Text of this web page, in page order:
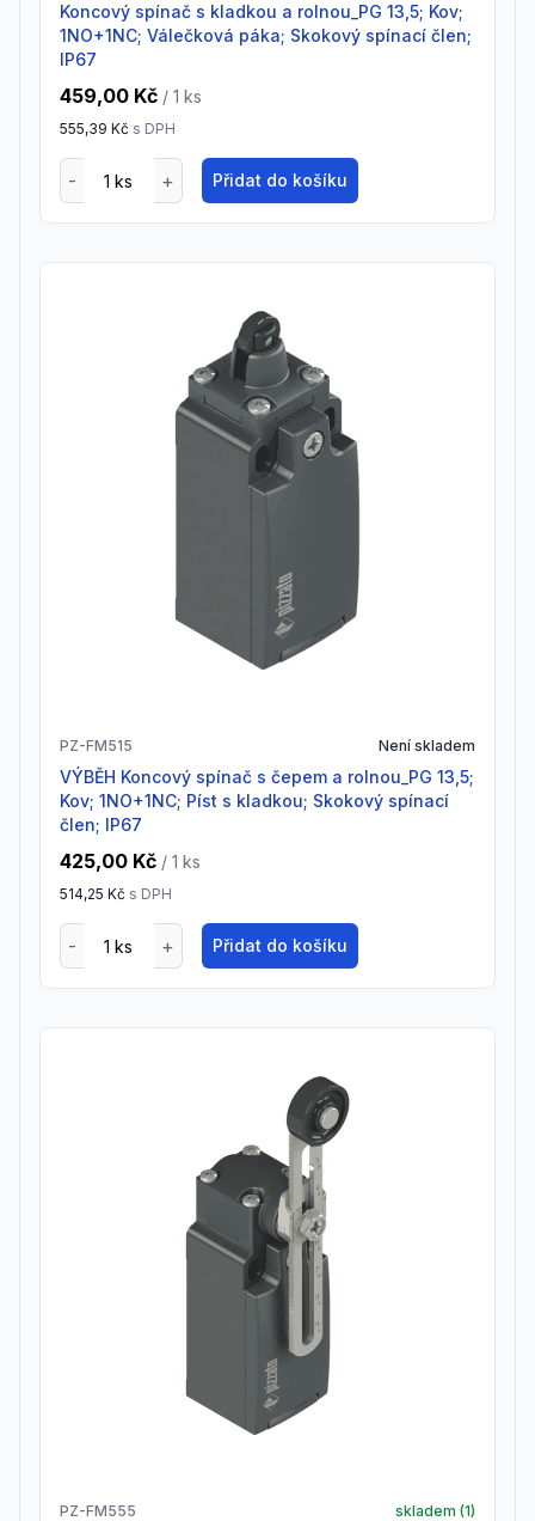
Koncový spínač s kladkou a rolnou_PG 13,5; Kov;
1NO+1NC; Válečková páka; Skokový spínací člen;
IP67
459,00 Kč / 1 ks
555,39 Kč s DPH
Přidat do košíku
PZ-FM515 Není skladem
VÝBĚH Koncový spínač s čepem a rolnou_PG 13,5;
Kov; 1NO+1NC; Píst s kladkou; Skokový spínací
člen; IP67
425,00 Kč / 1 ks
514,25 Kč s DPH
Přidat do košíku
PZ-FM555 skladem (1)